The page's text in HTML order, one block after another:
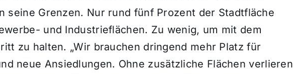
seine Grenzen. Nur rund fünf Prozent der Stadtfläche
und Industrieflächen. Zu wenig, um mit dem
zu halten. „Wir brauchen dringend mehr Platz für
neue Ansiedlungen. Ohne zusätzliche Flächen verlieren